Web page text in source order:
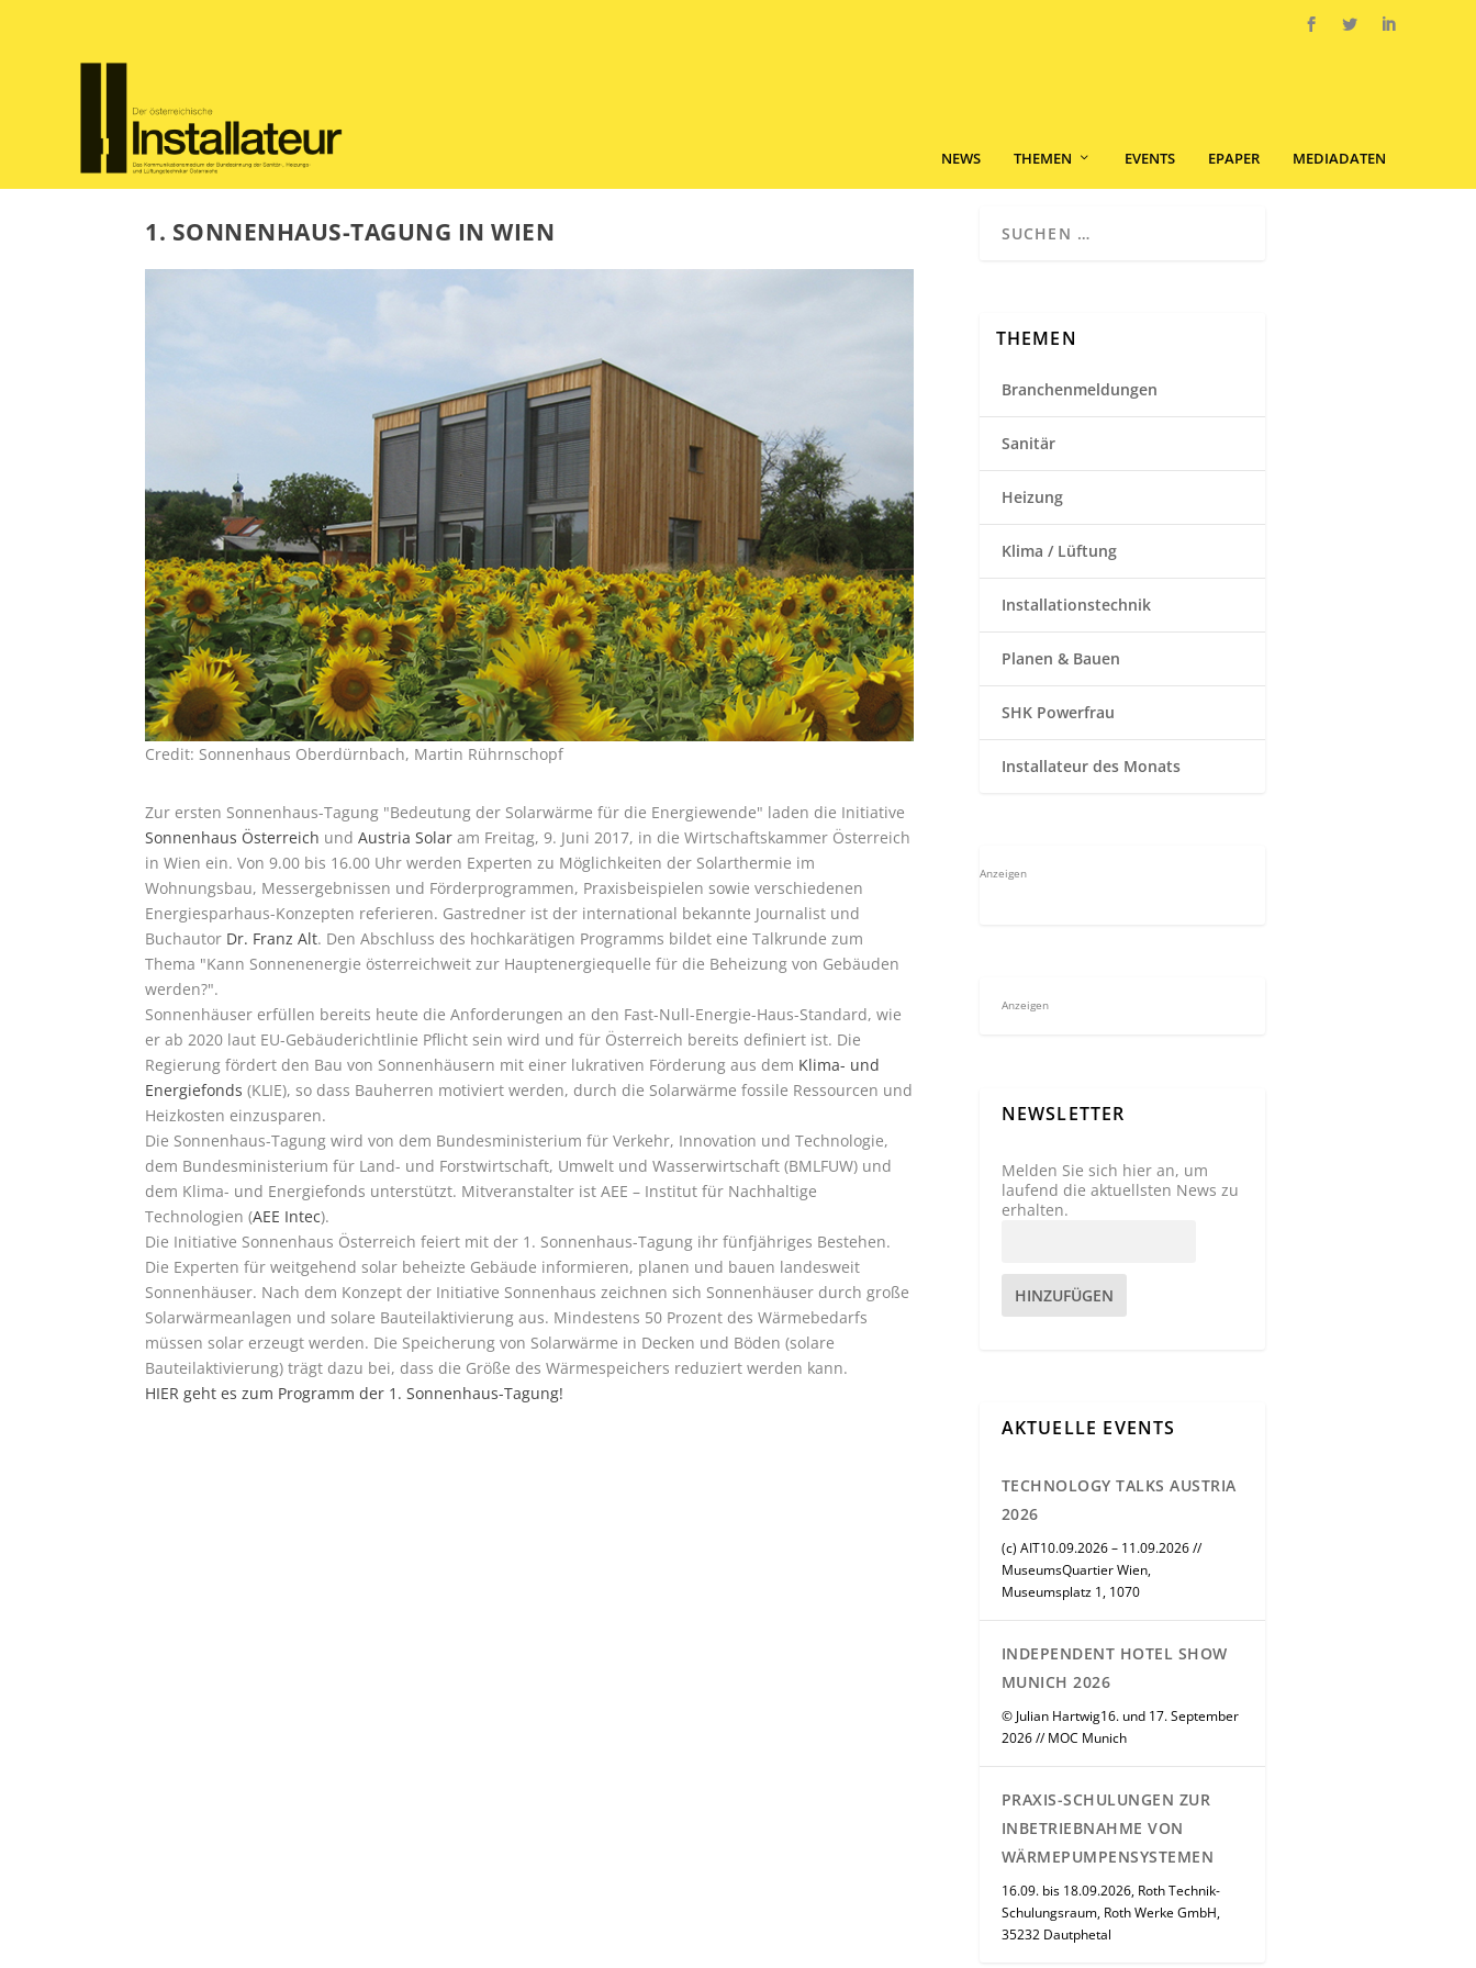
NEWS THEMEN EVENTS EPAPER MEDIADATEN
1. SONNENHAUS-TAGUNG IN WIEN
Credit: Sonnenhaus Oberdürnbach, Martin Rührnschopf
Zur ersten Sonnenhaus-Tagung "Bedeutung der Solarwärme für die Energiewende" laden die Initiative
Sonnenhaus Österreich und Austria Solar am Freitag, 9. Juni 2017, in die Wirtschaftskammer Österreich
in Wien ein. Von 9.00 bis 16.00 Uhr werden Experten zu Möglichkeiten der Solarthermie im
Wohnungsbau, Messergebnissen und Förderprogrammen, Praxisbeispielen sowie verschiedenen
Energiesparhaus-Konzepten referieren. Gastredner ist der international bekannte Journalist und
Buchautor Dr. Franz Alt. Den Abschluss des hochkarätigen Programms bildet eine Talkrunde zum
Thema "Kann Sonnenenergie österreichweit zur Hauptenergiequelle für die Beheizung von Gebäuden
werden?".
Sonnenhäuser erfüllen bereits heute die Anforderungen an den Fast-Null-Energie-Haus-Standard, wie
er ab 2020 laut EU-Gebäuderichtlinie Pflicht sein wird und für Österreich bereits definiert ist. Die
Regierung fördert den Bau von Sonnenhäusern mit einer lukrativen Förderung aus dem Klima- und
Energiefonds (KLIE), so dass Bauherren motiviert werden, durch die Solarwärme fossile Ressourcen und
Heizkosten einzusparen.
Die Sonnenhaus-Tagung wird von dem Bundesministerium für Verkehr, Innovation und Technologie,
dem Bundesministerium für Land- und Forstwirtschaft, Umwelt und Wasserwirtschaft (BMLFUW) und
dem Klima- und Energiefonds unterstützt. Mitveranstalter ist AEE – Institut für Nachhaltige
Technologien (AEE Intec).
Die Initiative Sonnenhaus Österreich feiert mit der 1. Sonnenhaus-Tagung ihr fünfjähriges Bestehen.
Die Experten für weitgehend solar beheizte Gebäude informieren, planen und bauen landesweit
Sonnenhäuser. Nach dem Konzept der Initiative Sonnenhaus zeichnen sich Sonnenhäuser durch große
Solarwärmeanlagen und solare Bauteilaktivierung aus. Mindestens 50 Prozent des Wärmebedarfs
müssen solar erzeugt werden. Die Speicherung von Solarwärme in Decken und Böden (solare
Bauteilaktivierung) trägt dazu bei, dass die Größe des Wärmespeichers reduziert werden kann.
HIER geht es zum Programm der 1. Sonnenhaus-Tagung!
THEMEN
Branchenmeldungen
Sanitär
Heizung
Klima / Lüftung
Installationstechnik
Planen & Bauen
SHK Powerfrau
Installateur des Monats
Anzeigen
Anzeigen
NEWSLETTER
Melden Sie sich hier an, um
laufend die aktuellsten News zu
erhalten.
HINZUFÜGEN
AKTUELLE EVENTS
TECHNOLOGY TALKS AUSTRIA
2026
(c) AIT10.09.2026 – 11.09.2026 //
MuseumsQuartier Wien,
Museumsplatz 1, 1070
INDEPENDENT HOTEL SHOW
MUNICH 2026
© Julian Hartwig16. und 17. September
2026 // MOC Munich
PRAXIS-SCHULUNGEN ZUR
INBETRIEBNAHME VON
WÄRMEPUMPENSYSTEMEN
16.09. bis 18.09.2026, Roth Technik-
Schulungsraum, Roth Werke GmbH,
35232 Dautphetal